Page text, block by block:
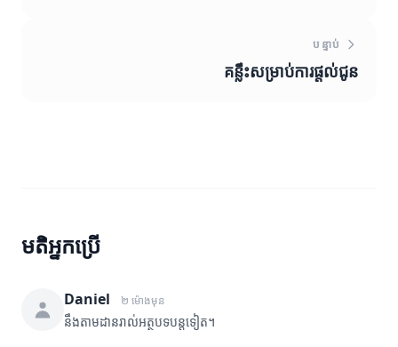
បន្ទាប់
គន្លឹះសម្រាប់ការផ្តល់ជូន
មតិអ្នកប្រើ
Daniel ២ ម៉ោងមុន
នឹងតាមដានរាល់អត្ថបទបន្តទៀត។